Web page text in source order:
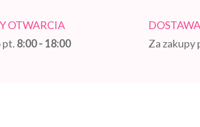
OTWARCIA
pt. 8:00 - 18:00
Za zakupy